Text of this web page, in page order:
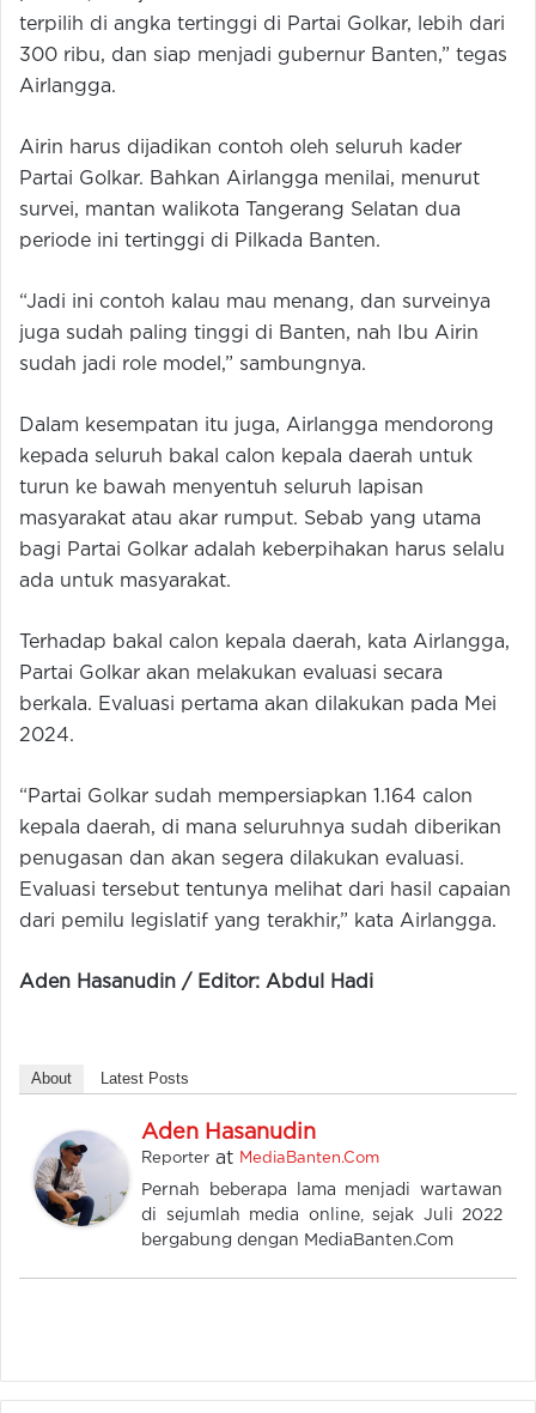
terpilih di angka tertinggi di Partai Golkar, lebih dari
300 ribu, dan siap menjadi gubernur Banten,” tegas
Airlangga.
Airin harus dijadikan contoh oleh seluruh kader
Partai Golkar. Bahkan Airlangga menilai, menurut
survei, mantan walikota Tangerang Selatan dua
periode ini tertinggi di Pilkada Banten.
“Jadi ini contoh kalau mau menang, dan surveinya
juga sudah paling tinggi di Banten, nah Ibu Airin
sudah jadi role model,” sambungnya.
Dalam kesempatan itu juga, Airlangga mendorong
kepada seluruh bakal calon kepala daerah untuk
turun ke bawah menyentuh seluruh lapisan
masyarakat atau akar rumput. Sebab yang utama
bagi Partai Golkar adalah keberpihakan harus selalu
ada untuk masyarakat.
Terhadap bakal calon kepala daerah, kata Airlangga,
Partai Golkar akan melakukan evaluasi secara
berkala. Evaluasi pertama akan dilakukan pada Mei
2024.
“Partai Golkar sudah mempersiapkan 1.164 calon
kepala daerah, di mana seluruhnya sudah diberikan
penugasan dan akan segera dilakukan evaluasi.
Evaluasi tersebut tentunya melihat dari hasil capaian
dari pemilu legislatif yang terakhir,” kata Airlangga.
Aden Hasanudin / Editor: Abdul Hadi
About Latest Posts
Aden Hasanudin
Reporter at MediaBanten.Com
Pernah beberapa lama menjadi wartawan
di sejumlah media online, sejak Juli 2022
bergabung dengan MediaBanten.Com